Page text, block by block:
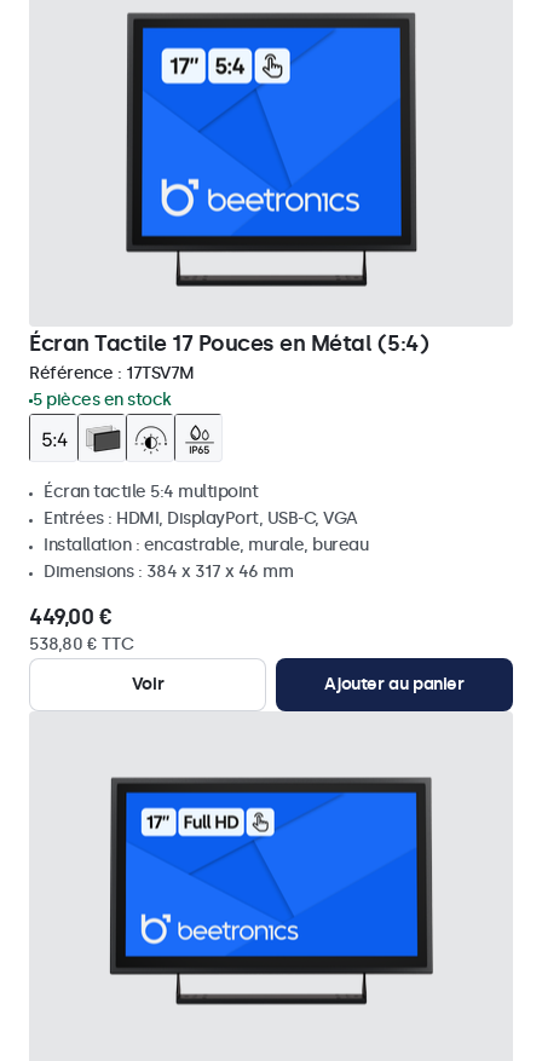
Écran Tactile 17 Pouces en Métal (5:4)
Référence : 17TSV7M
5 pièces en stock
Écran tactile 5:4 multipoint
Entrées : HDMI, DisplayPort, USB-C, VGA
Installation : encastrable, murale, bureau
Dimensions : 384 x 317 x 46 mm
449,00 €
538,80 € TTC
Voir
Ajouter au panier